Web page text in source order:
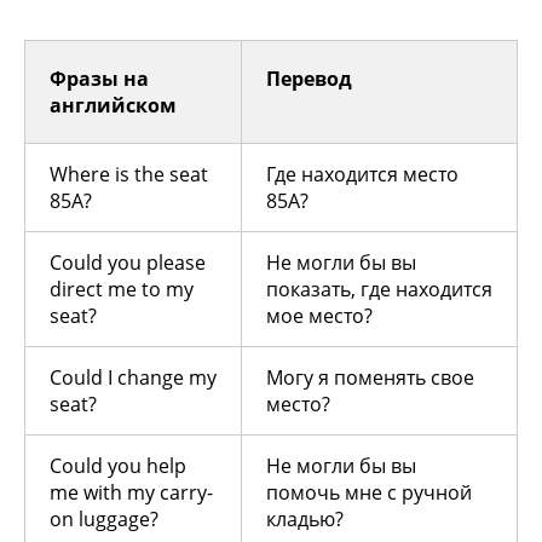
Фразы на
английском
Перевод
Where is the seat
85A?
Где находится место
85А?
Could you please
direct me to my
seat?
Не могли бы вы
показать, где находится
мое место?
Could I change my
seat?
Могу я поменять свое
место?
Could you help
me with my carry-
on luggage?
Не могли бы вы
помочь мне с ручной
кладью?